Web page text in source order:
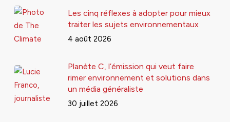
Les cinq réflexes à adopter pour mieux
traiter les sujets environnementaux
4 août 2026
Planète C, l’émission qui veut faire
rimer environnement et solutions dans
un média généraliste
30 juillet 2026